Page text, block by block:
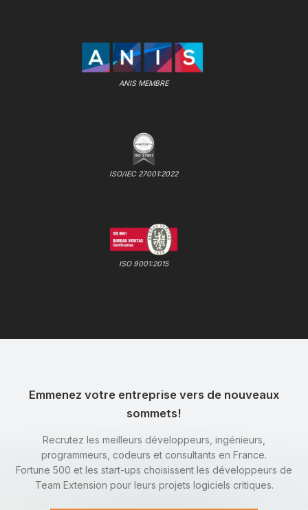
ANIS MEMBRE
ISO/IEC 27001:2022
ISO 9001:2015
Emmenez votre entreprise vers de nouveaux
sommets!
Recrutez les meilleurs développeurs, ingénieurs,
programmeurs, codeurs et consultants en France.
Fortune 500 et les start-ups choisissent les développeurs de
Team Extension pour leurs projets logiciels critiques.